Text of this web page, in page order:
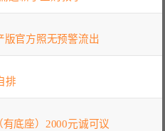
版官方照无预警流出
排
底座）2000元诚可议